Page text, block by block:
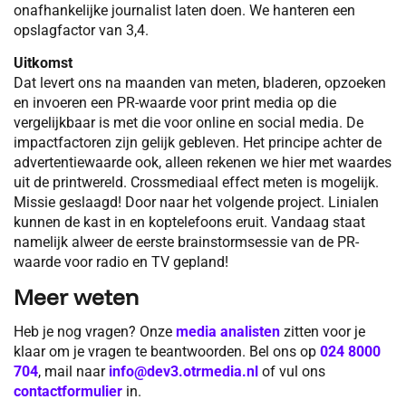
onafhankelijke journalist laten doen. We hanteren een
opslagfactor van 3,4.
Uitkomst
Dat levert ons na maanden van meten, bladeren, opzoeken
en invoeren een PR-waarde voor print media op die
vergelijkbaar is met die voor online en social media. De
impactfactoren zijn gelijk gebleven. Het principe achter de
advertentiewaarde ook, alleen rekenen we hier met waardes
uit de printwereld. Crossmediaal effect meten is mogelijk.
Missie geslaagd! Door naar het volgende project. Linialen
kunnen de kast in en koptelefoons eruit. Vandaag staat
namelijk alweer de eerste brainstormsessie van de PR-
waarde voor radio en TV gepland!
Meer weten
Heb je nog vragen? Onze media analisten zitten voor je
klaar om je vragen te beantwoorden. Bel ons op 024 8000
704, mail naar info@dev3.otrmedia.nl of vul ons
contactformulier in.